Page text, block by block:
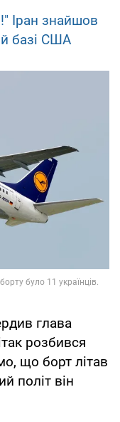
Іран знайшов
базі США
глава
розбився
що борт літав
політ він